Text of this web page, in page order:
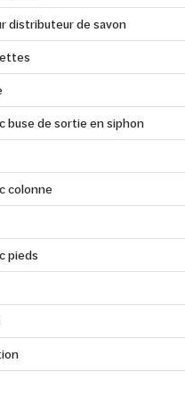
distributeur de savon
buse de sortie en siphon
colonne
pieds